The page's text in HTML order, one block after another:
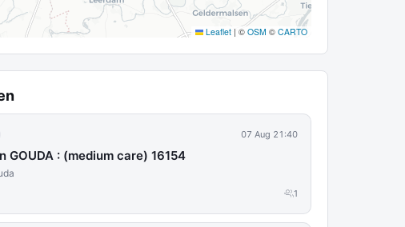
Leaflet | © OSM © CARTO
07 Aug 21:40
GOUDA : (medium care) 16154
1